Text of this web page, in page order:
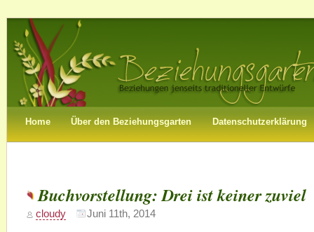
Home Über den Beziehungsgarten Datenschutzerklärung
Buchvorstellung: Drei ist keiner zuviel
cloudy Juni 11th, 2014